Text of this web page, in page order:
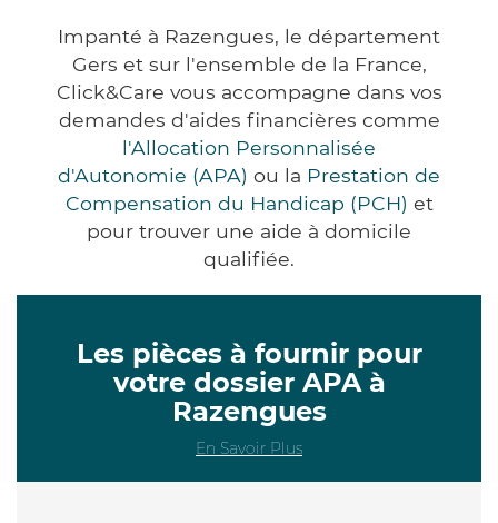
Impanté à Razengues, le département
Gers et sur l'ensemble de la France,
Click&Care vous accompagne dans vos
demandes d'aides financières comme
l'Allocation Personnalisée
d'Autonomie (APA) ou la Prestation de
Compensation du Handicap (PCH) et
pour trouver une aide à domicile
qualifiée.
Les pièces à fournir pour
votre dossier APA à
Razengues
En Savoir Plus